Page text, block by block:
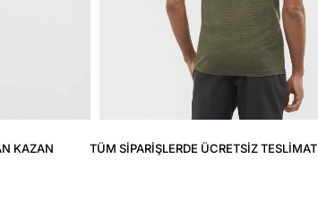
KAZAN TÜM SIPARIŞLERDE ÜCRETSIZ TESLIMAT